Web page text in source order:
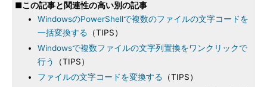
■この記事と関連性の高い別の記事
WindowsのPowerShellで複数のファイルの文字コードを
一括変換する （TIPS）
Windowsで複数ファイルの文字列置換をワンクリックで
行う
（TIPS）
ファイルの文字コードを変換する （TIPS）